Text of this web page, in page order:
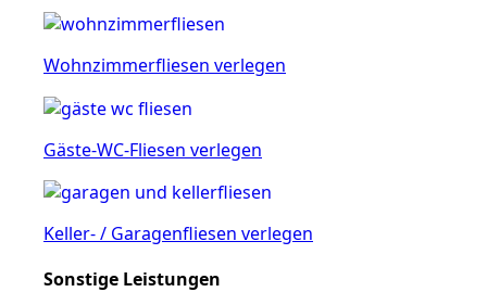
Wohnzimmerfliesen verlegen
Gäste-WC-Fliesen verlegen
Keller- / Garagenfliesen verlegen
Sonstige Leistungen